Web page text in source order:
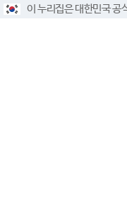
이 누리집은 대한민국 공